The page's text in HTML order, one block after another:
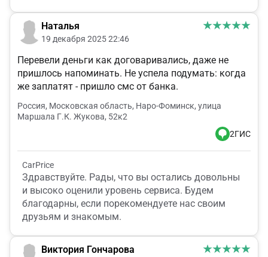
Наталья
19 декабря 2025 22:46
Перевели деньги как договаривались, даже не
пришлось напоминать. Не успела подумать: когда
же заплатят - пришло смс от банка.
Россия, Московская область, Наро-Фоминск, улица
Маршала Г.К. Жукова, 52к2
2ГИС
CarPrice
Здравствуйте. Рады, что вы остались довольны
и высоко оценили уровень сервиса. Будем
благодарны, если порекомендуете нас своим
друзьям и знакомым.
Виктория Гончарова